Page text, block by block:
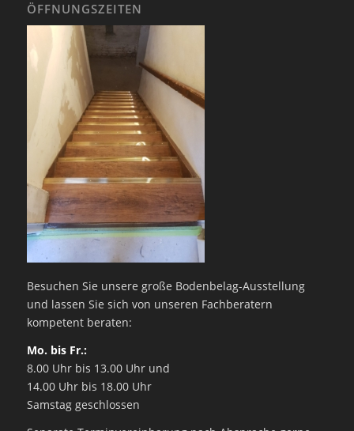
ÖFFNUNGSZEITEN
Besuchen Sie unsere große Bodenbelag-Ausstellung
und lassen Sie sich von unseren Fachberatern
kompetent beraten:
Mo. bis Fr.:
8.00 Uhr bis 13.00 Uhr und
14.00 Uhr bis 18.00 Uhr
Samstag geschlossen